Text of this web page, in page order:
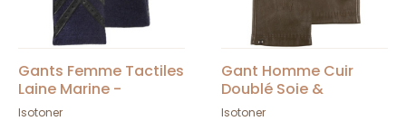
Gants Femme Tactiles
Laine Marine -
Isotoner
Isotoner
Gant Homme Cuir
Doublé Soie &
cachemire Kaki -
Isotoner